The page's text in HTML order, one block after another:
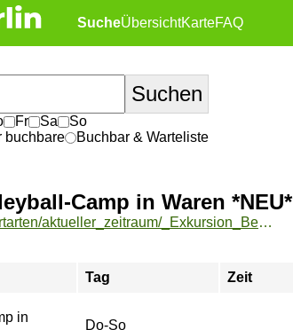
SucheÜbersichtKarteFAQ
Fr Sa
So
buchbare
Buchbar & Warteliste
Camp in Waren *NEU*
https://zeh2.zeh.hu-berlin.de/sportarten/aktueller_zeitraum/_Exkursion_Beachvolleyball-Camp_in_Waren__NEU_.html
Tag Zeit
in
Do-So